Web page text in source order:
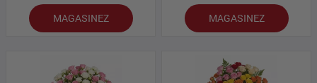
MAGASINEZ MAGASINEZ